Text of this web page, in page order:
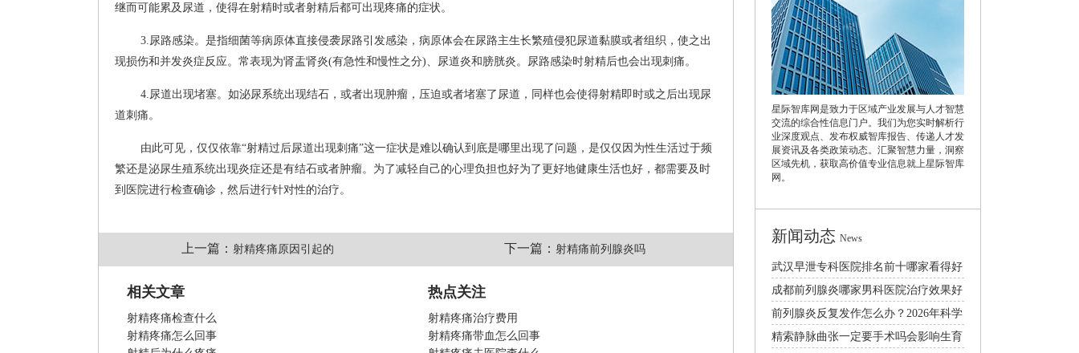
继而可能累及尿道，使得在射精时或者射精后都可出现疼痛的症状。
3.尿路感染。是指细菌等病原体直接侵袭尿路引发感染，病原体会在尿路主生长繁殖侵犯尿道黏膜或者组织，使之出
现损伤和并发炎症反应。常表现为肾盂肾炎(有急性和慢性之分)、尿道炎和膀胱炎。尿路感染时射精后也会出现刺痛。
4.尿道出现堵塞。如泌尿系统出现结石，或者出现肿瘤，压迫或者堵塞了尿道，同样也会使得射精即时或之后出现尿
道刺痛。
由此可见，仅仅依靠“射精过后尿道出现刺痛”这一症状是难以确认到底是哪里出现了问题，是仅仅因为性生活过于频
繁还是泌尿生殖系统出现炎症还是有结石或者肿瘤。为了减轻自己的心理负担也好为了更好地健康生活也好，都需要及时
到医院进行检查确诊，然后进行针对性的治疗。
上一篇： 射精疼痛原因引起的 下一篇： 射精痛前列腺炎吗
相关文章
射精疼痛检查什么
射精疼痛怎么回事
热点关注
射精疼痛治疗费用
射精疼痛带血怎么回事
星际智库网是致力于区域产业发展与人才智慧
交流的综合性信息门户。我们为您实时解析行
业深度观点、发布权威智库报告、传递人才发
展资讯及各类政策动态。汇聚智慧力量，洞察
区域先机，获取高价值专业信息就上星际智库
网。
新闻动态 News
武汉早泄专科医院排名前十哪家看得好
成都前列腺炎哪家男科医院治疗效果好
2026
前列腺炎反复发作怎么办？2026年科学
治疗与日常预防护理指南
精索静脉曲张一定要手术吗会影响生育